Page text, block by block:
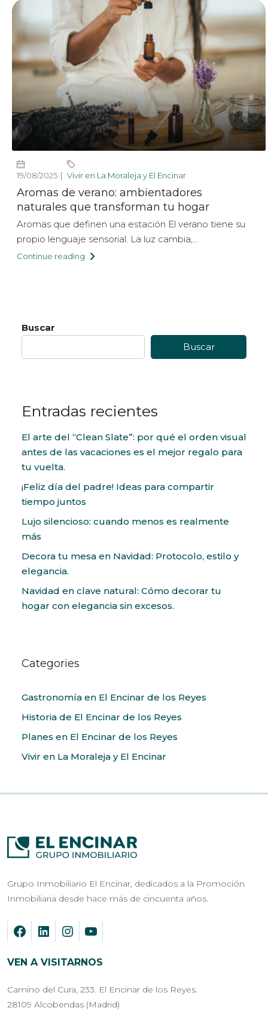
19/08/2025 Vivir en La Moraleja y El Encinar
Aromas de verano: ambientadores
naturales que transforman tu hogar
Aromas que definen una estación El verano tiene su
propio lenguaje sensorial. La luz cambia,...
Continue reading
Buscar
Buscar
Entradas recientes
El arte del “Clean Slate”: por qué el orden visual
antes de las vacaciones es el mejor regalo para
tu vuelta.
¡Feliz día del padre! Ideas para compartir
tiempo juntos
Lujo silencioso: cuando menos es realmente
más
Decora tu mesa en Navidad: Protocolo, estilo y
elegancia.
Navidad en clave natural: Cómo decorar tu
hogar con elegancia sin excesos.
Categories
Gastronomía en El Encinar de los Reyes
Historia de El Encinar de los Reyes
Planes en El Encinar de los Reyes
Vivir en La Moraleja y El Encinar
Grupo Inmobiliario El Encinar, dedicados a la Promoción
Inmobiliaria desde hace más de cincuenta años.
VEN A VISITARNOS
Camino del Cura, 233. El Encinar de los Reyes.
28109 Alcobendas (Madrid)